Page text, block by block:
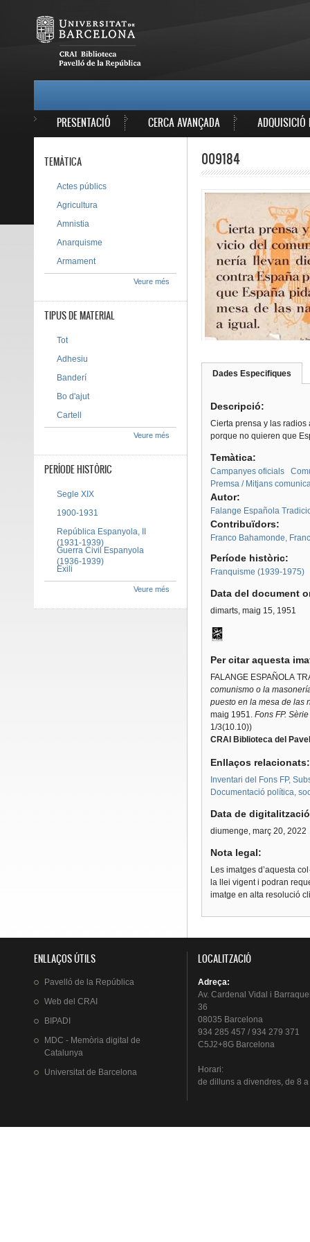
PRESENTACIÓ CERCA AVANÇADA ADQUISICIÓ
009184
Dades Especifiques
Descripció:
Cierta prensa y las
porque no quieren que
Temàtica:
Campanyes oficials
Premsa / Mitjans
Autor:
Falange Española
Contribuïdors:
Franco Bahamonde,
Període històric:
Franquisme (1939-1975)
Data del document
dimarts, maig 15, 1951
Per citar aquesta
FALANGE ESPAÑOLA
comunismo o la
puesto en la mesa de las
maig 1951. Fons FP.
1/3(10.10))
CRAI Biblioteca del
Enllaços
Inventari del Fons FP,
Documentació política,
Data de
diumenge, març 20, 2022
Nota legal:
Les imatges d’aquesta
la llei vigent i podran
imatge en alta resolució
TEMÀTICA
Actes públics
Agricultura
Amnistia
Anarquisme
Armament
Veure més
TIPUS DE MATERIAL
Tot
Adhesiu
Banderí
Bo d'ajut
Cartell
Veure més
PERÍODE HISTÒRIC
Segle XIX
1900-1931
República Espanyola, II
(1931-1939)
Guerra Civil Espanyola
(1936-1939)
Exili
Veure més
ENLLAÇOS ÚTILS
Pavelló de la República
Web del CRAI
BIPADI
MDC - Memòria digital de
Catalunya
Universitat de Barcelona
LOCALITZACIÓ
Adreça:
Av. Cardenal Vidal i
36
08035 Barcelona
934 285 457 / 934 279 371
C5J2+8G Barcelona
Horari:
de dillunsa divendres, de 8